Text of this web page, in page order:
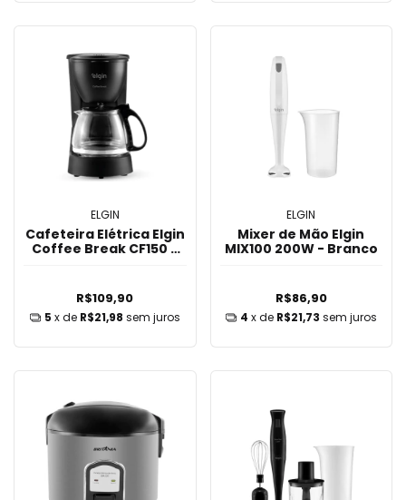
ELGIN
Cafeteira Elétrica Elgin
Coffee Break CF150 -
R$109,90
5 x de R$21,98 sem juros
ELGIN
Mixer de Mão Elgin
MIX100 200W - Branco
R$86,90
4 x de R$21,73 sem juros